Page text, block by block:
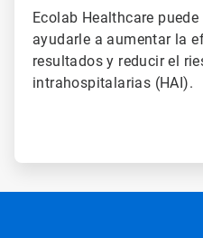
Ecolab Healthcare
ayudarle a aumentar la
resultados y reducir el
intrahospitalarias (HAI).